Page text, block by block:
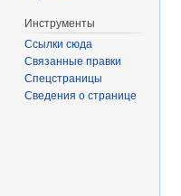
Инструменты
Ссылки сюда
Связанные правки
Спецстраницы
Сведения о странице